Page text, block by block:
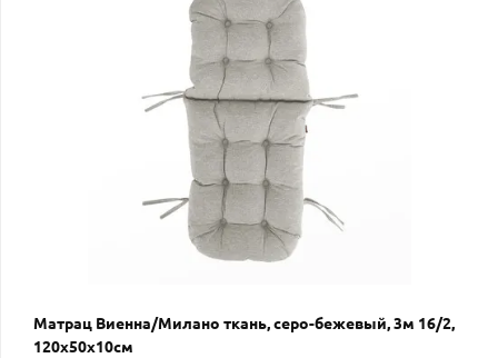
Матрац Виенна/Милано ткань, серо-бежевый, 3м 16/2,
120х50х10см